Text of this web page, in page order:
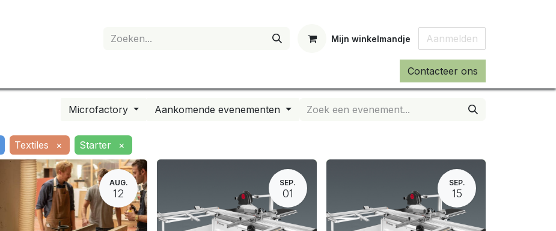
Mijn winkelmandje Aanmelden
Contacteer ons
Microfactory Aankomende evenementen
Textiles × Starter ×
AUG.
12
SEP.
01
SEP.
15